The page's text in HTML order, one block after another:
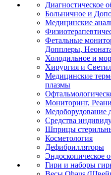
Диагностическое
Больничное и
Медицинские
Фетальные
Допплеры,
Холодильное и
Хирургия и
Медицинские
плазмы
Мониторинг,
Медоборудование
Средства
Шприцы
Косметология
Дефибрилляторы
Эндоскопическое
Гири и наборы